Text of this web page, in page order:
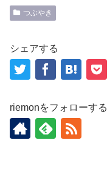
つぶやき
シェアする
riemonをフォローする